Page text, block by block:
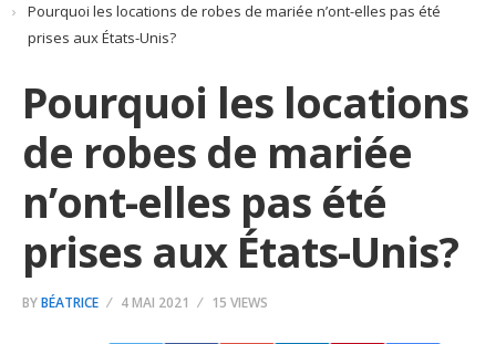
Pourquoi les locations de robes de mariée n’ont-elles pas été
prises aux États-Unis?
Pourquoi les locations
de robes de mariée
n’ont-elles pas été
prises aux États-Unis?
BYBÉATRICE 4 MAI 2021 15 VIEWS